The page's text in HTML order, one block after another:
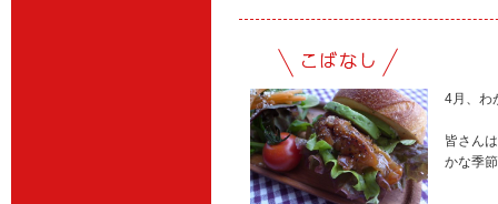
4月、わ
皆さん
かな季